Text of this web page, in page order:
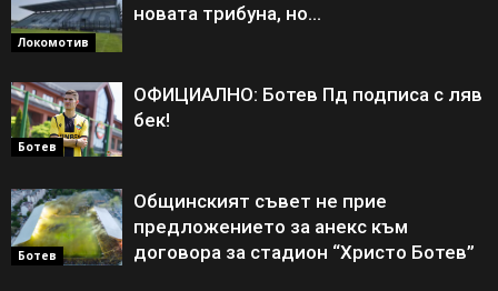
Локомотив
новата трибуна, но…
Ботев
ОФИЦИАЛНО: Ботев Пд подписа с ляв
бек!
Ботев
Общинският съвет не прие
предложението за анекс към
договора за стадион “Христо Ботев”